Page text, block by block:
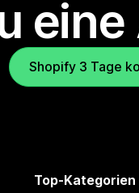
Shopify 3 Tage
Top-Kategorien